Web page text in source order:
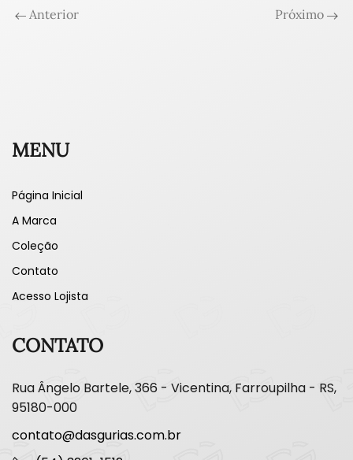
Anterior Próximo
MENU
Página Inicial
A Marca
Coleção
Contato
Acesso Lojista
CONTATO
Rua Ângelo Bartele, 366 - Vicentina, Farroupilha - RS,
95180-000
contato@dasgurias.com.br